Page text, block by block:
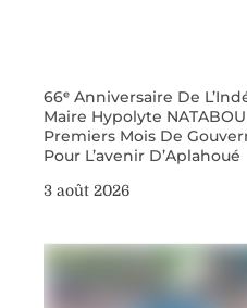
66ᵉ Anniversaire De
Maire Hypolyte
Premiers Mois De
Pour L’avenir D’Aplahoué
3 août 2026